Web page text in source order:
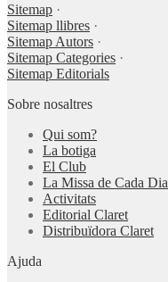
Sitemap ·
Sitemap llibres ·
Sitemap Autors ·
Sitemap Categories ·
Sitemap Editorials
Sobre nosaltres
Qui som?
La botiga
El Club
La Missa de Cada Dia
Activitats
Editorial Claret
Distribuïdora Claret
Ajuda